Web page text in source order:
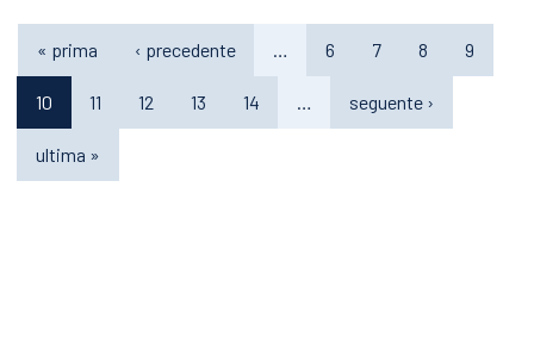
« prima ‹ precedente … 6 7 8 9
10 11 12 13 14 … seguente ›
ultima »